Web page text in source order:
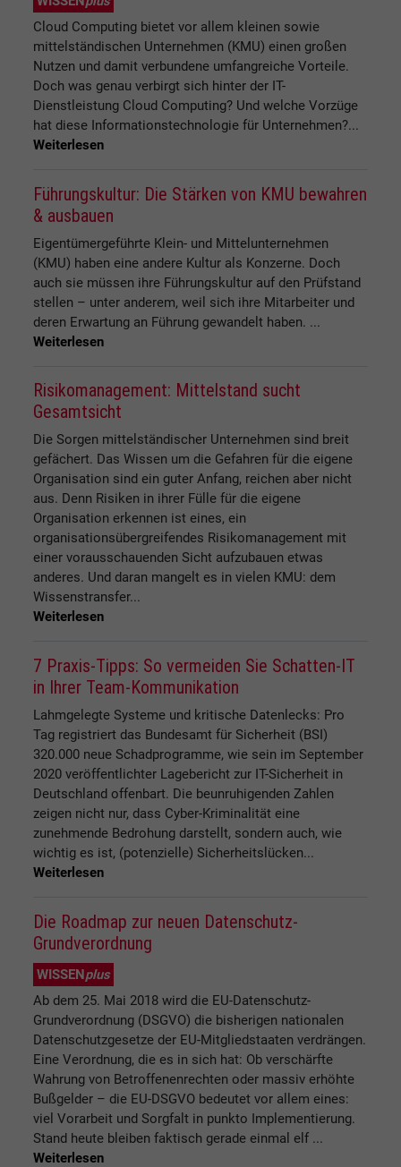
Cloud Computing bietet vor allem kleinen sowie
mittelständischen Unternehmen (KMU) einen großen
Nutzen und damit verbundene umfangreiche Vorteile.
Doch was genau verbirgt sich hinter der IT-
Dienstleistung Cloud Computing? Und welche Vorzüge
hat diese Informationstechnologie für Unternehmen?...
Weiterlesen
Führungskultur: Die Stärken von KMU bewahren
& ausbauen
Eigentümergeführte Klein- und Mittelunternehmen
(KMU) haben eine andere Kultur als Konzerne. Doch
auch sie müssen ihre Führungskultur auf den Prüfstand
stellen – unter anderem, weil sich ihre Mitarbeiter und
deren Erwartung an Führung gewandelt haben. ...
Weiterlesen
Risikomanagement: Mittelstand sucht
Gesamtsicht
Die Sorgen mittelständischer Unternehmen sind breit
gefächert. Das Wissen um die Gefahren für die eigene
Organisation sind ein guter Anfang, reichen aber nicht
aus. Denn Risiken in ihrer Fülle für die eigene
Organisation erkennen ist eines, ein
organisationsübergreifendes Risikomanagement mit
einer vorausschauenden Sicht aufzubauen etwas
anderes. Und daran mangelt es in vielen KMU: dem
Wissenstransfer...
Weiterlesen
7 Praxis-Tipps: So vermeiden Sie Schatten-IT
in Ihrer Team-Kommunikation
Lahmgelegte Systeme und kritische Datenlecks: Pro
Tag registriert das Bundesamt für Sicherheit (BSI)
320.000 neue Schadprogramme, wie sein im September
2020 veröffentlichter Lagebericht zur IT-Sicherheit in
Deutschland offenbart. Die beunruhigenden Zahlen
zeigen nicht nur, dass Cyber-Kriminalität eine
zunehmende Bedrohung darstellt, sondern auch, wie
wichtig es ist, (potenzielle) Sicherheitslücken...
Weiterlesen
Die Roadmap zur neuen Datenschutz-
Grundverordnung
WISSENplus
Ab dem 25. Mai 2018 wird die EU-Datenschutz-
Grundverordnung (DSGVO) die bisherigen nationalen
Datenschutzgesetze der EU-Mitgliedstaaten verdrängen.
Eine Verordnung, die es in sich hat: Ob verschärfte
Wahrung von Betroffenenrechten oder massiv erhöhte
Bußgelder – die EU-DSGVO bedeutet vor allem eines:
viel Vorarbeit und Sorgfalt in punkto Implementierung.
Stand heute bleiben faktisch gerade einmal elf ...
Weiterlesen